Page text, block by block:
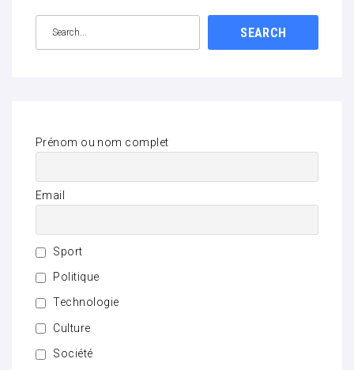
SEARCH
Prénom ou nom complet
Email
Sport
Politique
Technologie
Culture
Société